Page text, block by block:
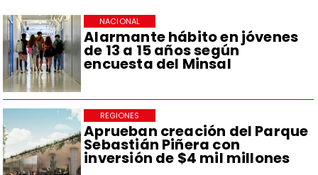
Alarmante hábito en jóvenes
de 13 a 15 años según
encuesta del Minsal
NACIONAL
Aprueban creación del Parque
Sebastián Piñera con
inversión de $4 mil millones
REGIONES